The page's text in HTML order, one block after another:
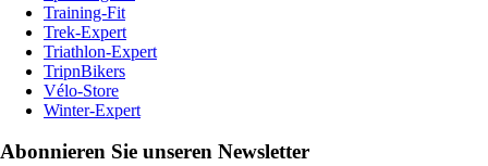
Training-Fit
Trek-Expert
Triathlon-Expert
TripnBikers
Vélo-Store
Winter-Expert
Abonnieren Sie unseren Newsletter